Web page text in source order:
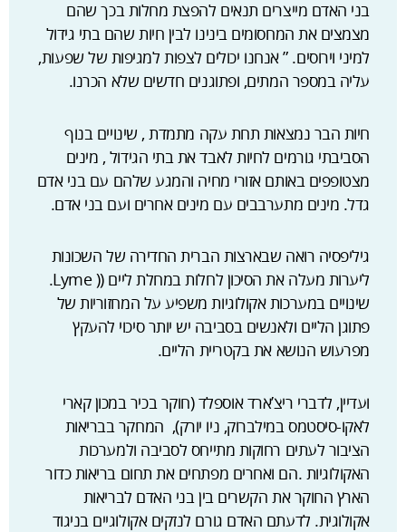
בני האדם מייצרים תנאים להפצת מחלות בכך שהם
מצמצים את המחסומים בינינו לבין חיות שהם בתי גידול
למיני וירוסים. ” אנחנו יכולים לצפות למגיפות של שפעות,
עליה במספר המתים, ופתוגנים חדשים שלא הכרנו.
חיות הבר נמצאות תחת עקה מתמדת , שינויים בנוף
הסביבתי גורמים לחיות לאבד את בתי הגידול , מינים
מצטופפים באותם אזורי מחיה והמגע שלהם עם בני אדם
גדל. מינים מתערבבים עם מינים אחרים ועם בני אדם.
גיליפסיה רואה שבארצות הברית החדירה של השכונות
ליערות מעלה את הסיכון לחלות במחלת ליים (( Lyme.
שינויים במערכות אקולוגיות משפיע על המחזוריות של
פתוגן הליים ולאנשים בסביבה יש יותר סיכוי להעקץ
מפרעוש הנושא את בקטריית הליים.
ועדיין, לדברי ריצ’ארד אוספלד (חוקר בכיר במכון קארי
לאקו-סיסטמס במילברוק, ניו יורק), המחקר בבריאות
הציבור לעתים רחוקות מתייחס לסביבה ולמערכות
האקולוגיות .הם ואחרים מפתחים את תחום בריאות כדור
הארץ החוקר את הקשרים בין בני האדם לבריאות
אקולוגית. לדעתם האדם גורם לנזקים אקולוגיים בניגוד